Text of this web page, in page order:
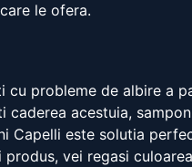
le ofera.
cu probleme de albire a
caderea acestuia,
Capelli este solutia
produs, vei regasi